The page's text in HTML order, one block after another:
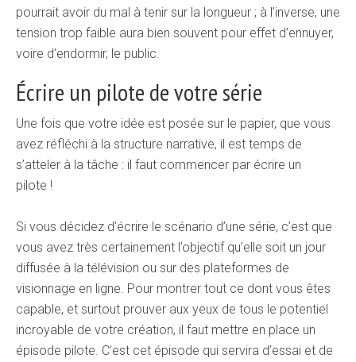
pourrait avoir du mal à tenir sur la longueur ; à l’inverse, une
tension trop faible aura bien souvent pour effet d’ennuyer,
voire d’endormir, le public.
Écrire un pilote de votre série
Une fois que votre idée est posée sur le papier, que vous
avez réfléchi à la structure narrative, il est temps de
s’atteler à la tâche : il faut commencer par écrire un
pilote !
Si vous décidez d’écrire le scénario d’une série, c’est que
vous avez très certainement l’objectif qu’elle soit un jour
diffusée à la télévision ou sur des plateformes de
visionnage en ligne. Pour montrer tout ce dont vous êtes
capable, et surtout prouver aux yeux de tous le potentiel
incroyable de votre création, il faut mettre en place un
épisode pilote. C’est cet épisode qui servira d’essai et de